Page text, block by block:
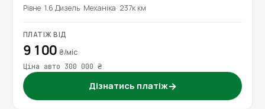
Рівне 1.6 Дизель Механіка 237к км
ПЛАТІЖ ВІД
9 100₴/міс
Ціна авто 300 000 ₴
Дізнатись платіж→